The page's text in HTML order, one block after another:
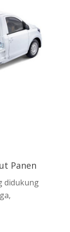
Panen
didukung